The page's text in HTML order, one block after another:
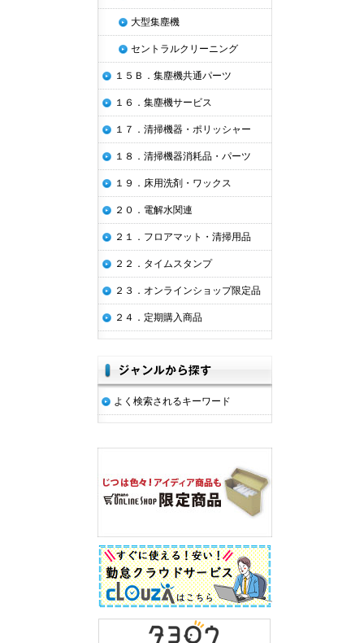
大型集塵機
セントラルクリーニング
１５Ｂ．集塵機共通パーツ
１６．集塵機サービス
１７．清掃機器・ポリッシャー
１８．清掃機器消耗品・パーツ
１９．床用洗剤・ワックス
２０．電解水関連
２１．フロアマット・清掃用品
２２．タイムスタンプ
２３．オンラインショップ限定品
２４．定期購入商品
よく検索されるキーワード